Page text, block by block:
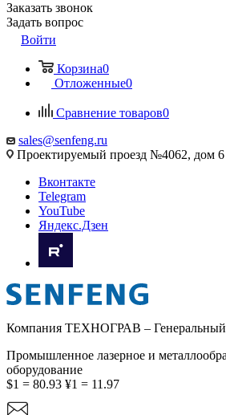
Заказать звонок
Задать вопрос
Войти
Корзина0
Отложенные0
Сравнение товаров0
sales@senfeng.ru
Проектируемый проезд №4062, дом 6
Вконтакте
Telegram
YouTube
Яндекс.Дзен
Компания ТЕХНОГРАВ – Генеральный
Промышленное лазерное и
оборудование
$1 = 80.93 ¥1 = 11.97